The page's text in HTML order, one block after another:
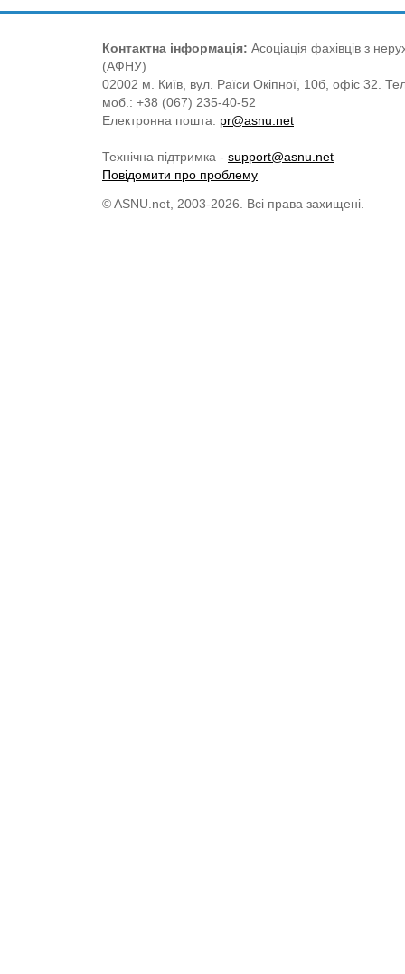
Контактна інформація: Асоціація фахівців з
(АФНУ)
02002 м. Київ, вул. Раїси Окіпної, 10б, офіс 32.
моб.: +38 (067) 235-40-52
Електронна пошта: pr@asnu.net
Технічна підтримка - support@asnu.net
Повідомити про проблему
© ASNU.net, 2003-2026. Всі права захищені.